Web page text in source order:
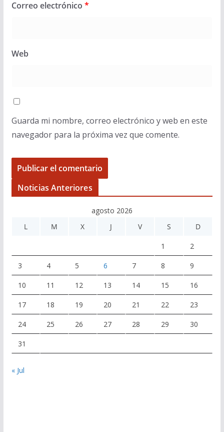
Correo electrónico *
Web
Guarda mi nombre, correo electrónico y web en este
navegador para la próxima vez que comente.
Noticias Anteriores
agosto 2026
L
M X J V S D
1 2
3 4 5 6 7 8 9
10 11 12 13 14 15 16
17 18 19 20 21 22 23
24 25 26 27 28 29 30
31
« Jul